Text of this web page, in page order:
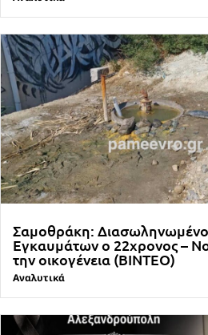
Σαμοθράκη:
Εγκαυμάτων ο 22χρονος –
την οικογένεια (ΒΙΝΤΕΟ)
Αναλυτικά